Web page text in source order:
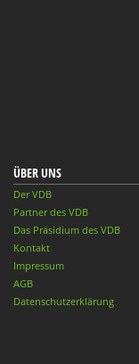
ÜBER UNS
Der VDB
Partner des VDB
Das Präsidium des VDB
Kontakt
Impressum
AGB
Datenschutzerklärung